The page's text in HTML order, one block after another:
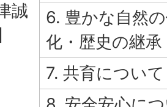
誠
6. 豊かな自然
化・歴史の継承
7. 共育について